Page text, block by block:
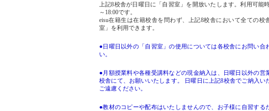
上記8校舎が日曜日に「自習室」を開放いたします。利用可能
～18:00です。
eisu在籍生は在籍校舎を問わず、上記8校舎において全ての校
室」を利用できます。
●日曜日以外の「自習室」の使用については各校舎にお問い合
い。
●月額授業料や各種受講料などの現金納入は、日曜日以外の営
校舎にて、お願いいたします。 日曜日に上記8校舎でご納入い
ご遠慮ください。
●教材のコピーや配布はいたしませんので、お子様に自習する